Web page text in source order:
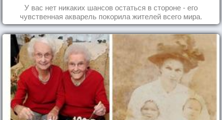
У вас нет никаких шансов остаться в стороне - его
чувственная акварель покорила жителей всего мира.